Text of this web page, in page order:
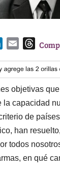
n
k
e
d
I
n
a
i
l
T
r
e
a
d
s
objetivas
la capacidad
de
han
todos
en qué